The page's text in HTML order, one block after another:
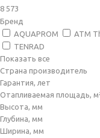
8 573
Бренд
AQUAPROM
ATM
TENRAD
Показать все
Страна производитель
Гарантия, лет
Отапливаемая площадь,
Высота, мм
Глубина, мм
Ширина, мм